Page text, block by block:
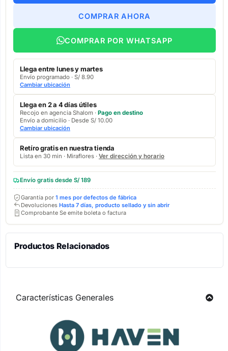
COMPRAR AHORA
COMPRAR POR WHATSAPP
Llega entre lunes y martes
Envío programado · S/ 8.90
Cambiar ubicación
Llega en 2 a 4 días útiles
Recojo en agencia Shalom · Pago en destino
Envío a domicilio · Desde S/ 10.00
Cambiar ubicación
Retíro gratis en nuestra tienda
Lista en 30 min · Miraflores · Ver dirección y horario
Envío gratis desde S/ 189
Garantía por 1 mes por defectos de fábrica
Devoluciones Hasta 7 días, producto sellado y sin abrir
Comprobante Se emite boleta o factura
Productos Relacionados
Características Generales